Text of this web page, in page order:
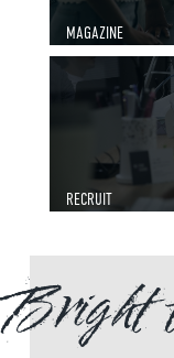
MAGAZINE
RECRUIT
Bright